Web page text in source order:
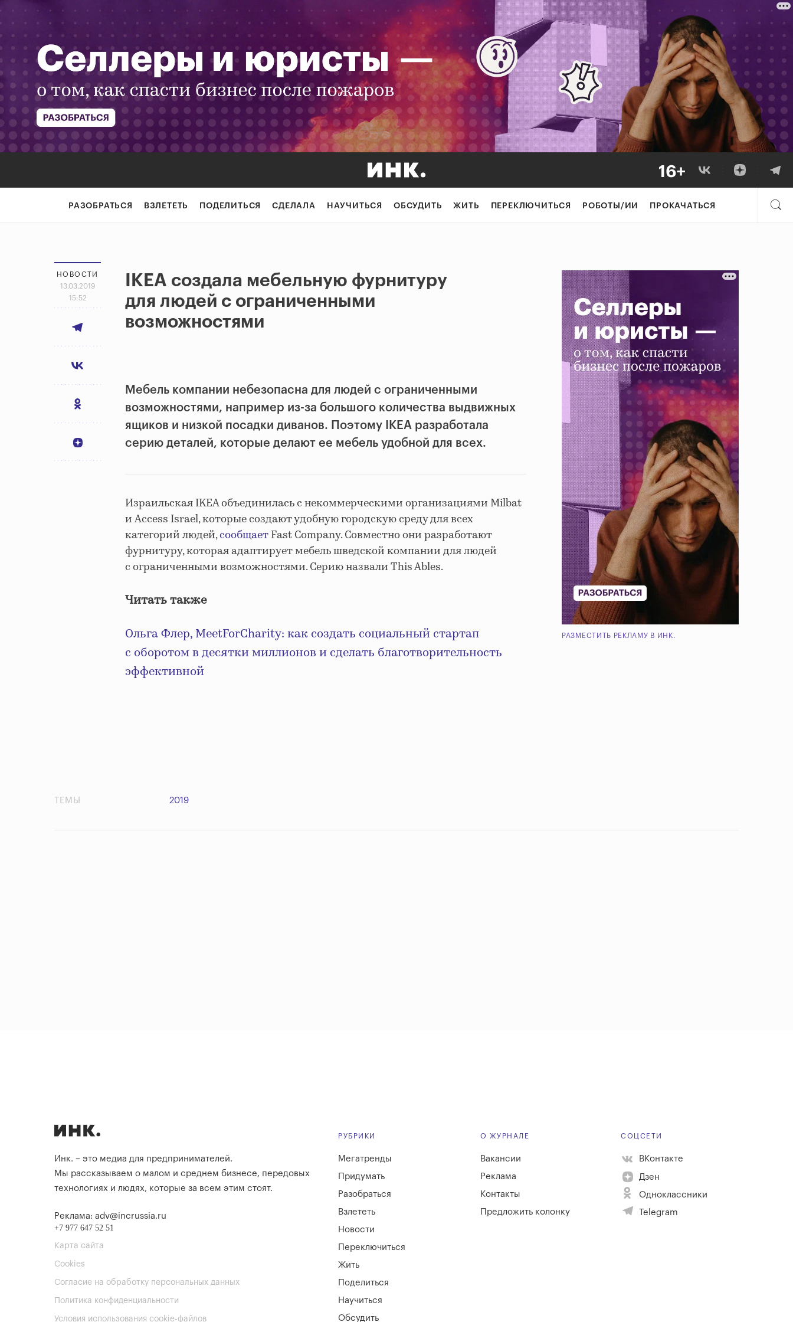
РАЗОБРАТЬСЯ ВЗЛЕТЕТЬ ПОДЕЛИТЬСЯ СДЕЛАЛА НАУЧИТЬСЯ ОБСУДИТЬ ЖИТЬ ПЕРЕКЛЮЧИТЬСЯ РОБОТЫ/ИИ ПРОКАЧАТЬСЯ
НОВОСТИ
13.03.2019
15:52
IKEA создала мебельную фурнитуру
для людей с ограниченными
возможностями
Мебель компании небезопасна для людей с ограниченными
возможностями, например из-за большого количества выдвижных
ящиков и низкой посадки диванов. Поэтому IKEA разработала
серию деталей, которые делают ее мебель удобной для всех.
Израильская IKEA объединилась с некоммерческими организациями Milbat
и Access Israel, которые создают удобную городскую среду для всех
категорий людей,сообщаетFast Company. Совместно они разработают
фурнитуру, которая адаптирует мебель шведской компании для людей
с ограниченными возможностями. Серию назвали This Ables.
Читать также
Ольга Флер, MeetForCharity: как создать социальный стартап
с оборотом в десятки миллионов и сделать благотворительность
эффективной
РАЗМЕСТИТЬ РЕКЛАМУ В ИНК.
ТЕМЫ 2019
Инк. – это медиа для предпринимателей.
Мы рассказываем о малом и среднем бизнесе, передовых
технологиях и людях, которые за всем этим стоят.
Реклама: adv@incrussia.ru
+7 977 647 52 51
Карта сайта
Cookies
Согласие на обработку персональных данных
Политика конфиденциальности
Условия использования cookie-файлов
РУБРИКИ
Мегатренды
Придумать
Разобраться
Взлететь
Новости
Переключиться
Жить
Поделиться
Научиться
Обсудить
О ЖУРНАЛЕ
Вакансии
Реклама
Контакты
Предложить колонку
СОЦСЕТИ
ВКонтакте
Дзен
Одноклассники
Telegram